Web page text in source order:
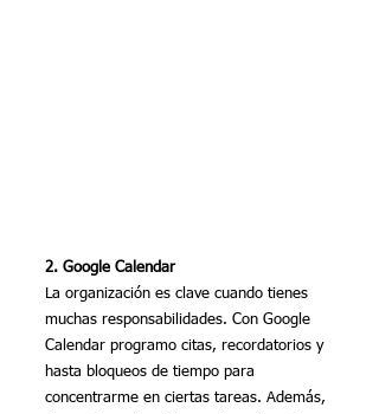
2. Google Calendar
La organización es clave cuando tienes
muchas responsabilidades. Con Google
Calendar programo citas, recordatorios y
hasta bloqueos de tiempo para
concentrarme en ciertas tareas. Además,